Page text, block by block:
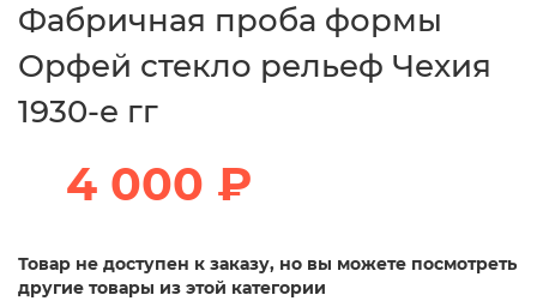
Фабричная проба формы
Орфей стекло рельеф Чехия
1930-е гг
4 000 ₽
Товар не доступен к заказу, но вы можете посмотреть
другие товары из этой категории